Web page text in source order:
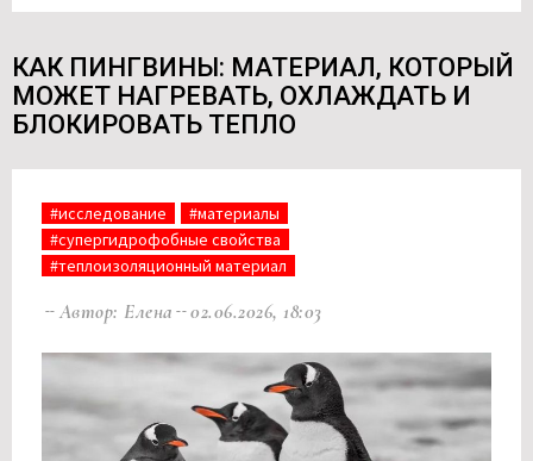
КАК ПИНГВИНЫ: МАТЕРИАЛ, КОТОРЫЙ
МОЖЕТ НАГРЕВАТЬ, ОХЛАЖДАТЬ И
БЛОКИРОВАТЬ ТЕПЛО
#исследование
#материалы
#супергидрофобные свойства
#теплоизоляционный материал
Автор: Елена 02.06.2026, 18:03